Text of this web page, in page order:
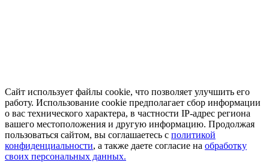
Сайт использует файлы cookie, что позволяет улучшить его
работу. Использование cookie предполагает сбор информации
о вас технического характера, в частности IP-адрес региона
вашего местоположения и другую информацию. Продолжая
пользоваться сайтом, вы соглашаетесь с политикой
конфиденциальности, а также даете согласие на обработку
своих персональных данных.